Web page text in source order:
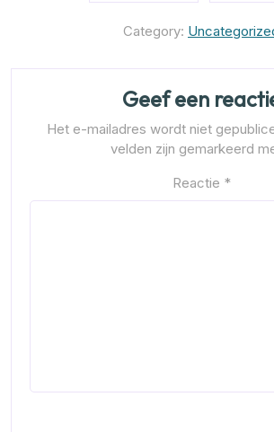
Category:
Geef een
Het e-mailadres wordt niet
velden zijn gemarkeerd
Reactie *